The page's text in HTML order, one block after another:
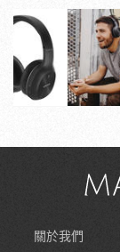
關於我們